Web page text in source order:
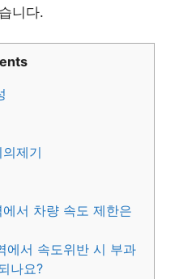
니다.
제기
서 차량 속도 제한은
에서 속도위반 시 부과
나요?